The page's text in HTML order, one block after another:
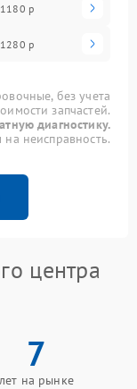
1180 р
1280 р
без учета
запчастей.
диагностику.
неисправность.
центра
7
лет на рынке